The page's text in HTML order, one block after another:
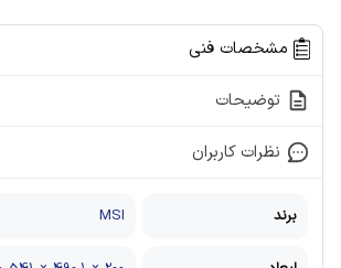
مشخصات فنی
توضیحات
نظرات کاربران
برند MSI